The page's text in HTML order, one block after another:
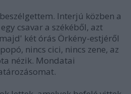
Interjú közben a
csavar a székéből, azt
két órás Örkény-estjéről
nincs cici, nincs zene, az
nézik. Mondatai